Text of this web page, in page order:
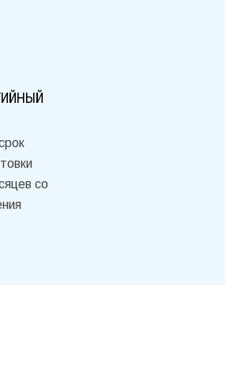
со